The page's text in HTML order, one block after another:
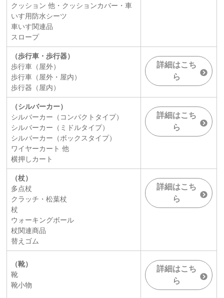
クッション 他・クッションカバー・車
いす用防水シーツ
車いす関連品
スロープ
（歩行車・歩行器）
歩行車（屋外）
歩行車（屋外・屋内）
歩行器（屋内）
詳細はこち
ら
（シルバーカー）
シルバーカー（コンパクトタイプ）
シルバーカー（ミドルタイプ）
シルバーカー（ボックスタイプ）
ワイヤーカート 他
横押しカート
詳細はこち
ら
（杖）
多点杖
クラッチ・松葉杖
杖
ウォーキングボール
杖関連商品
替えゴム
詳細はこち
ら
（靴）
靴
靴小物
詳細はこち
ら